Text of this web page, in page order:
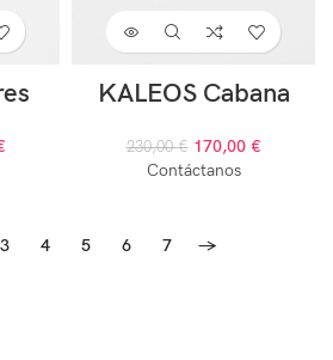
KALEOS Cabana
230,00€ 170,00 €
Contáctanos
3 4 5 6 7 →